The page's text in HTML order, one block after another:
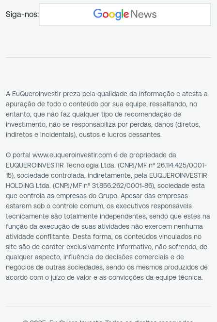
Siga-nos:
A EuQueroInvestir preza pela qualidade da informação e atesta a
apuração de todo o conteúdo por sua equipe, ressaltando, no
entanto, que não faz qualquer tipo de recomendação de
investimento, não se responsabiliza por perdas, danos (diretos,
indiretos e incidentais), custos e lucros cessantes.
O portal www.euqueroinvestir.com é de propriedade da
EUQUEROINVESTIR Tecnologia Ltda. (CNPJ/MF nº 26.114.425/0001-
15), sociedade controlada, indiretamente, pela EUQUEROINVESTIR
HOLDING Ltda. (CNPJ/MF nº 31.856.262/0001-86), sociedade esta
que controla as empresas do Grupo. Apesar das empresas
estarem sob o controle comum, os executivos responsáveis
tecnicamente são totalmente independentes, sendo que estes na
função da execução de suas atividades não exercem nenhuma
atividade conflitante. Desta forma, os conteúdos vinculados no
site são de caráter exclusivamente informativo, não sofrendo, de
qualquer aspecto, influência de decisões comerciais e de
negócios de outras sociedades, sendo os mesmos produzidos de
acordo com o juízo de valor e as convicções da equipe técnica.